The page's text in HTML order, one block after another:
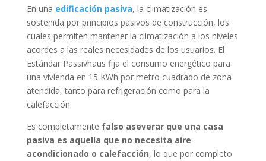
En una edificación pasiva, la climatización es
sostenida por principios pasivos de construcción, los
cuales permiten mantener la climatización a los niveles
acordes a las reales necesidades de los usuarios. El
Estándar Passivhaus fija el consumo energético para
una vivienda en 15 KWh por metro cuadrado de zona
atendida, tanto para refrigeración como para la
calefacción.
Es completamente falso aseverar que una casa
pasiva es aquella que no necesita aire
acondicionado o calefacción, lo que por completo